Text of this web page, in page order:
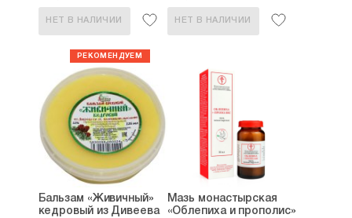
НЕТ В НАЛИЧИИ НЕТ В НАЛИЧИИ
Бальзам «Живичный»
кедровый из Дивеева
Мазь монастырская
«Облепиха и прополис»